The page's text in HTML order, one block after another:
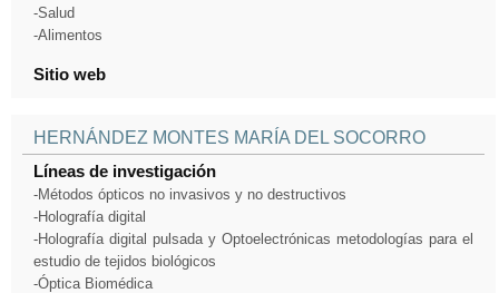
-Salud
-Alimentos
Sitio web
HERNÁNDEZ MONTES MARÍA DEL SOCORRO
Líneas de investigación
-Métodos ópticos no invasivos y no destructivos
-Holografía digital
-Holografía digital pulsada y Optoelectrónicas metodologías para el
estudio de tejidos biológicos
-Óptica Biomédica